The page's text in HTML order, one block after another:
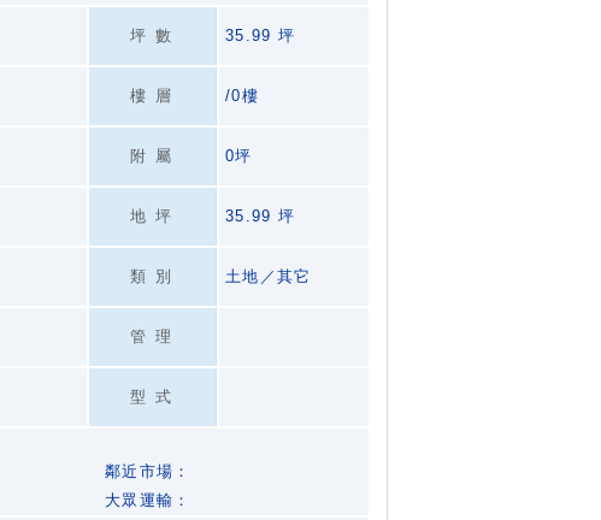
坪數 35.99 坪
樓層 /0樓
附屬 0坪
地坪 35.99 坪
類別 土地／其它
管理
型式
鄰近市場：
大眾運輸：